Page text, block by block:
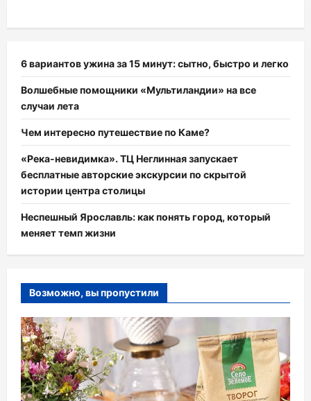
6 вариантов ужина за 15 минут: сытно, быстро и легко
Волшебные помощники «Мультиландии» на все
случаи лета
Чем интересно путешествие по Каме?
«Река-невидимка». ТЦ Неглинная запускает
бесплатные авторские экскурсии по скрытой
истории центра столицы
Неспешный Ярославль: как понять город, который
меняет темп жизни
Возможно, вы пропустили